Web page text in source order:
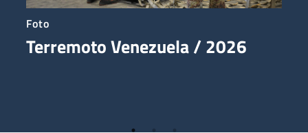
Foto
Terremoto Venezuela / 2026